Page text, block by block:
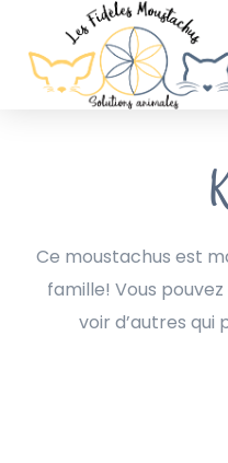
Ce moustachus est
famille! Vous
voir d’autres qui